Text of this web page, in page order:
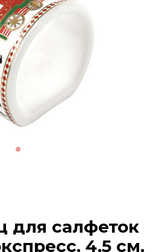
для салфеток
4,5 см,